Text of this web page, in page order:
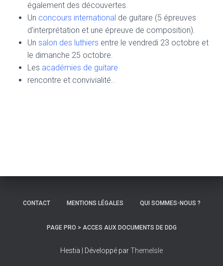
également des découvertes.
Un concours international de guitare (5 épreuves
d’interprétation et une épreuve de composition).
Un salon des luthiers entre le vendredi 23 octobre et
le dimanche 25 octobre.
Les académies de guitare
rencontre et convivialité..
CONTACT MENTIONS LÉGALES QUI SOMMES-NOUS ?
PAGE PRO > ACCES AUX DOCUMENTS DE DDG
Hestia | Développé parThemeIsle